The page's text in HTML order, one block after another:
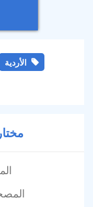
الأردية